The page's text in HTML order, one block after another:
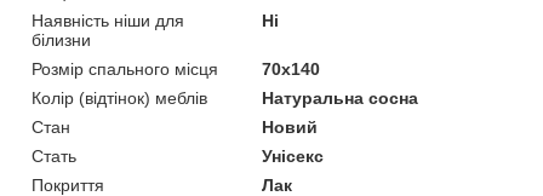
Наявність ніши для
білизни
Ні
Розмір спального місця
70х140
Колір (відтінок) меблів
Натуральна сосна
Стан
Новий
Стать
Унісекс
Покриття
Лак